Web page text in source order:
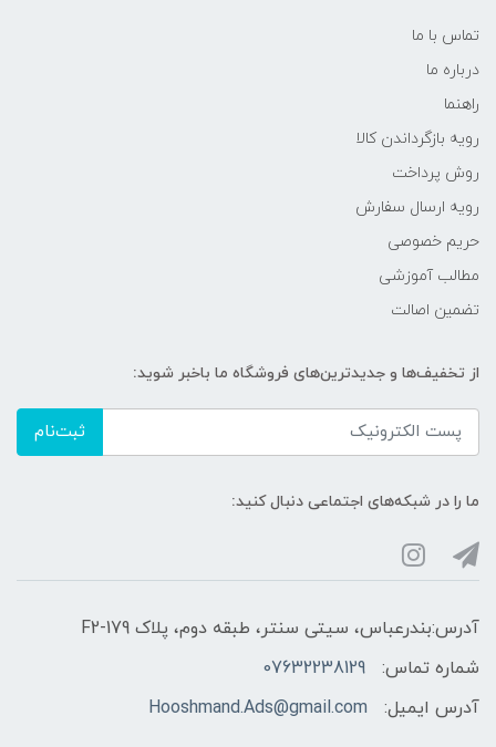
تماس با ما
درباره ما
راهنما
رویه‌ بازگرداندن کالا
روش پرداخت
رویه ارسال سفارش
حریم خصوصی
مطالب آموزشی
تضمین اصالت
از تخفیف‌ها و جدیدترین‌های فروشگاه ما باخبر شوید:
ثبت‌نام
ما را در شبکه‌های اجتماعی دنبال کنید:
آدرس:بندرعباس، سیتی سنتر، طبقه دوم، پلاک F2-179
شماره تماس:
07632238129
آدرس ایمیل:
Hooshmand.Ads@gmail.com